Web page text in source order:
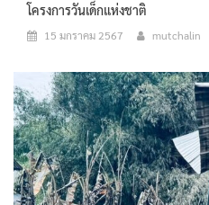
โครงการวันเด็กแห่งชาติ
15 มกราคม 2567 mutchalin